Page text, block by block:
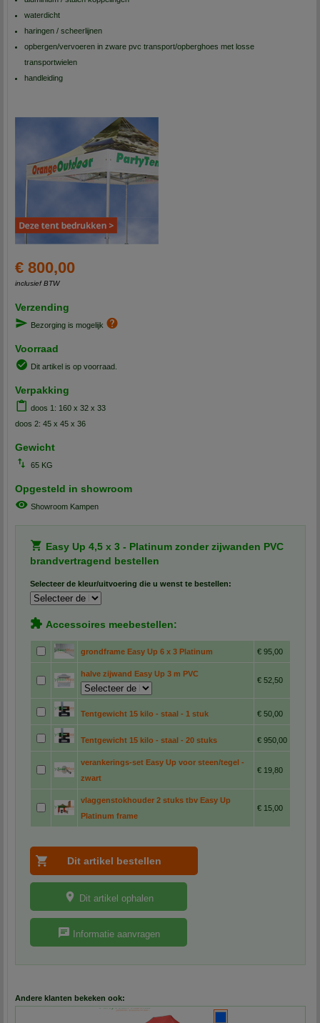
waterdicht
haringen / scheerlijnen
opbergen/vervoeren in zware pvc transport/opberghoes met losse
transportwielen
handleiding
€ 800,00
inclusief BTW
Verzending
Bezorging is mogelijk
Voorraad
Dit artikel is op voorraad.
Verpakking
doos 1: 160 x 32 x 33
doos 2: 45 x 45 x 36
Gewicht
65 KG
Opgesteld in showroom
Showroom Kampen
Easy Up 4,5 x 3 - Platinum zonder zijwanden PVC
brandvertragend bestellen
Selecteer de kleur/uitvoering die u wenst te bestellen:
Accessoires meebestellen:
grondframe Easy Up 6 x 3 Platinum € 95,00
halve zijwand Easy Up 3 m PVC
€ 52,50
Tentgewicht 15 kilo - staal - 1 stuk € 50,00
Tentgewicht 15 kilo - staal - 20 stuks € 950,00
verankerings-set Easy Up voor steen/tegel -
zwart
€ 19,80
vlaggenstokhouder 2 stuks tbv Easy Up
Platinum frame
€ 15,00
Dit artikel ophalen
Informatie aanvragen
Andere klanten bekeken ook: